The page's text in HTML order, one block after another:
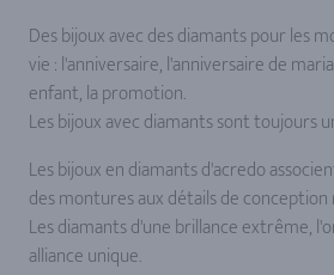
Des bijoux avec des diamants pour les
vie : l'anniversaire, l'anniversaire de
enfant, la promotion.
Les bijoux avec diamants sont toujours
Les bijoux en diamants d'acredo
des montures aux détails de conception
Les diamants d'une brillance extrême,
alliance unique.